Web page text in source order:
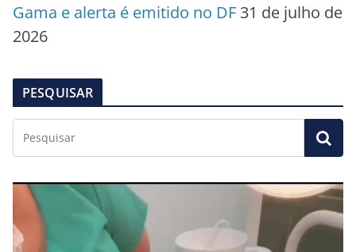
Gama e alerta é emitido no DF 31 de julho de
2026
PESQUISAR